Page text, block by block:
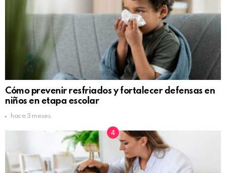
Cómo prevenir resfriados y fortalecer defensas en
niños en etapa escolar
hace 3 meses